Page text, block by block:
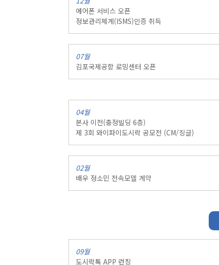
에어폰 서비스 오픈
정보관리체계(ISMS)인증 취득
07월
김포국제공항 로밍센터 오픈
04월
본사 이전(충정빌딩 6층)
제 3회 와이파이도시락 공모전 (CM/징글)
02월
배우 정소민 전속모델 계약
09월
도시락톡 APP 런칭